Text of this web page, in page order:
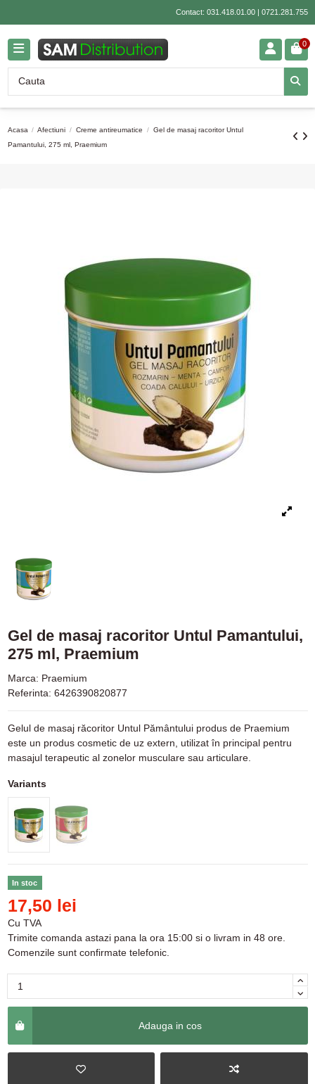
Contact: 031.418.01.00| 0721.281.755
0
Acasa Afectiuni Creme antireumatice
Gel de masaj racoritor Untul
Pamantului, 275 ml, Praemium
Gel de masaj racoritor Untul Pamantului,
275 ml, Praemium
Marca: Praemium
Referinta: 6426390820877
Gelul de masaj răcoritor Untul Pământului produs de Praemium
este un produs cosmetic de uz extern, utilizat în principal pentru
masajul terapeutic al zonelor musculare sau articulare.
Variants
In stoc
17,50 lei
Cu TVA
Trimite comanda astazi pana la ora 15:00 si o livram in 48 ore.
Comenzile sunt confirmate telefonic.
Adauga in cos